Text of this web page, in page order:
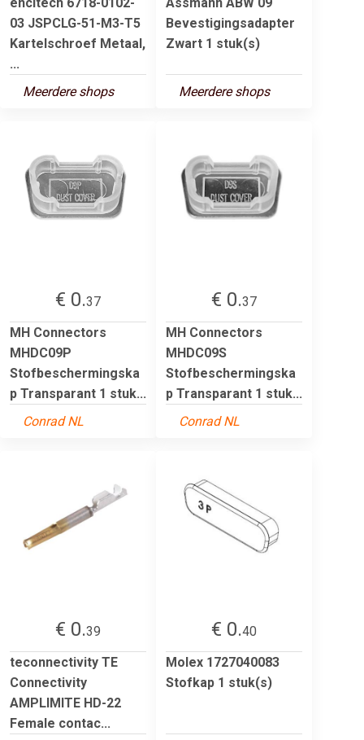
03 JSPCLG-51-M3-T5
Kartelschroef Metaal,
...
Meerdere shops
Bevestigingsadapter
Zwart 1 stuk(s)
Meerdere shops
€ 0.37
MH Connectors
MHDC09P
Stofbeschermingska
p Transparant 1 stuk...
Conrad NL
€ 0.37
MH Connectors
MHDC09S
Stofbeschermingska
p Transparant 1 stuk...
Conrad NL
€ 0.39
teconnectivity TE
Connectivity
AMPLIMITE HD-22
Female contac...
€ 0.40
Molex 1727040083
Stofkap 1 stuk(s)